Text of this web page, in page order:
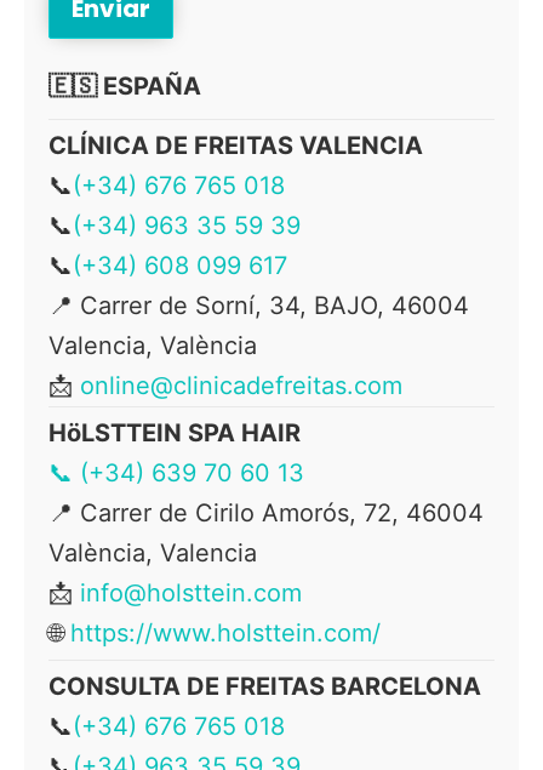
🇪🇸 ESPAÑA
CLÍNICA DE FREITAS VALENCIA
📞(+34) 676 765 018
📞(+34) 963 35 59 39
📞(+34) 608 099 617
📍 Carrer de Sorní, 34, BAJO, 46004
Valencia, València
📩 online@clinicadefreitas.com
HöLSTTEIN SPA HAIR
📞 (+34) 639 70 60 13
📍 Carrer de Cirilo Amorós, 72, 46004
València, Valencia
📩 info@holsttein.com
🌐 https://www.holsttein.com/
CONSULTA DE FREITAS BARCELONA
📞(+34) 676 765 018